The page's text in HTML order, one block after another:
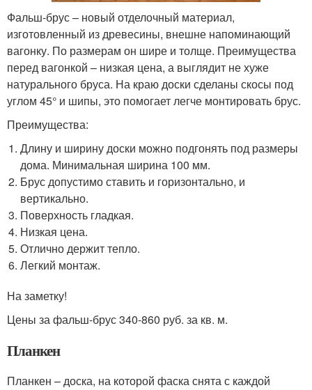
Фальш-брус – новый отделочный материал,
изготовленный из древесины, внешне напоминающий
вагонку. По размерам он шире и толще. Преимущества
перед вагонкой – низкая цена, а выглядит не хуже
натурального бруса. На краю доски сделаны скосы под
углом 45° и шипы, это помогает легче монтировать брус.
Преимущества:
Длину и ширину доски можно подгонять под размеры
дома. Минимальная ширина 100 мм.
Брус допустимо ставить и горизонтально, и
вертикально.
Поверхность гладкая.
Низкая цена.
Отлично держит тепло.
Легкий монтаж.
На заметку!
Цены за фальш-брус 340-860 руб. за кв. м.
Планкен
Планкен – доска, на которой фаска снята с каждой